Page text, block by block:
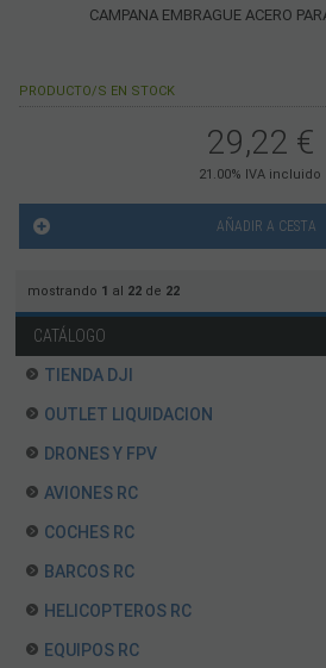
CAMPANA EMBRAGUE ACERO
PRODUCTO/S EN STOCK
29,22 €
21.00% IVA incluido
AÑADIR A CESTA
mostrando 1 al 22 de 22
CATÁLOGO
TIENDA DJI
OUTLET LIQUIDACION
DRONES Y FPV
AVIONES RC
COCHES RC
BARCOS RC
HELICOPTEROS RC
EQUIPOS RC